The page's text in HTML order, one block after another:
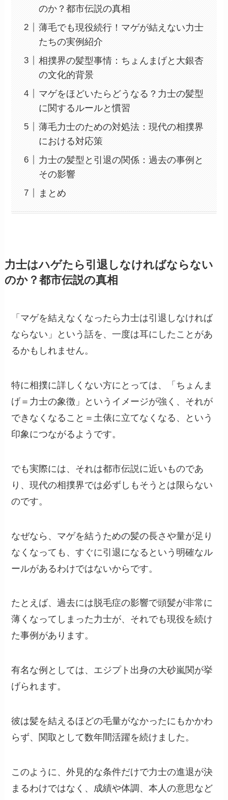
のか？都市伝説の真相
薄毛でも現役続行！マゲが結えない力士
たちの実例紹介
相撲界の髪型事情：ちょんまげと大銀杏
の文化的背景
マゲをほどいたらどうなる？力士の髪型
に関するルールと慣習
薄毛力士のための対処法：現代の相撲界
における対応策
力士の髪型と引退の関係：過去の事例と
その影響
まとめ
力士はハゲたら引退しなければならない
のか？都市伝説の真相
「マゲを結えなくなったら力士は引退しなければ
ならない」という話を、一度は耳にしたことがあ
るかもしれません。
特に相撲に詳しくない方にとっては、「ちょんま
げ＝力士の象徴」というイメージが強く、それが
できなくなること＝土俵に立てなくなる、という
印象につながるようです。
でも実際には、それは都市伝説に近いものであ
り、現代の相撲界では必ずしもそうとは限らない
のです。
なぜなら、マゲを結うための髪の長さや量が足り
なくなっても、すぐに引退になるという明確なル
ールがあるわけではないからです。
たとえば、過去には脱毛症の影響で頭髪が非常に
薄くなってしまった力士が、それでも現役を続け
た事例があります。
有名な例としては、エジプト出身の大砂嵐関が挙
げられます。
彼は髪を結えるほどの毛量がなかったにもかかわ
らず、関取として数年間活躍を続けました。
このように、外見的な条件だけで力士の進退が決
まるわけではなく、成績や体調、本人の意思など